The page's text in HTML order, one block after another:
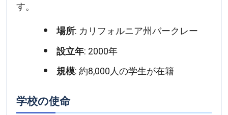
す。
場所: カリフォルニア州バークレー
設立年: 2000年
規模: 約8,000人の学生が在籍
学校の使命